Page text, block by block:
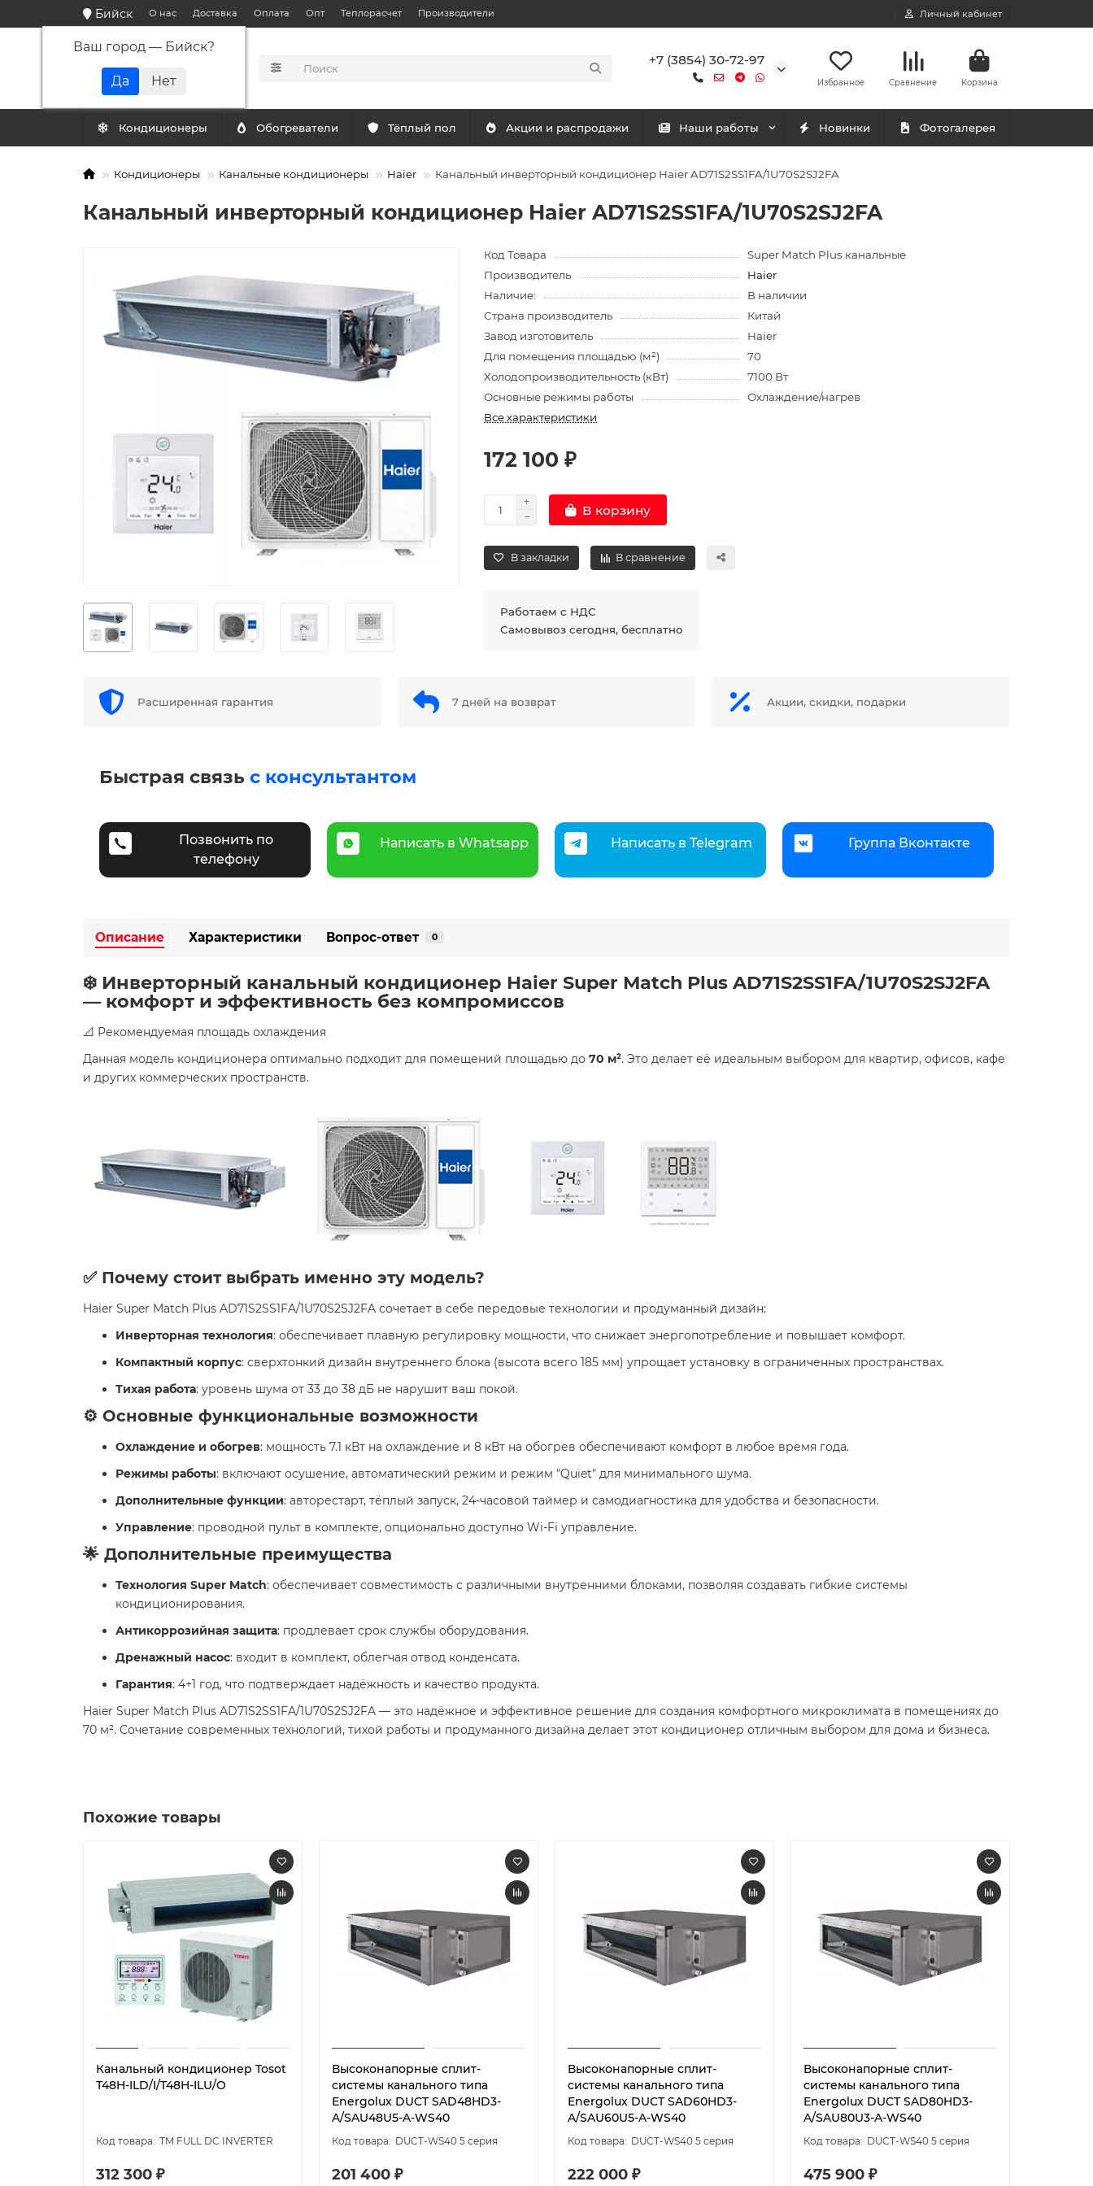
Бийск
Ваш город — Бийск?
О нас Доставка Оплата Опт Теплорасчет Производители Личный кабинет
+7 (3854) 30-72-97
Избранное Сравнение Корзина
Кондиционеры Обогреватели Тёплый пол Акции и распродажи Наши работы Новинки Фотогалерея
Кондиционеры Канальные кондиционеры Haier Канальный инверторный кондиционер Haier AD71S2SS1FA/1U70S2SJ2FA
Канальный инверторный кондиционер Haier AD71S2SS1FA/1U70S2SJ2FA
Код Товара
Super Match Plus канальные
Производитель
Haier
Наличие:
В наличии
Страна производитель
Китай
Завод изготовитель
Haier
Для помещения площадью (м²)
70
Холодопроизводительность (кВт)
7100 Вт
Основные режимы работы
Охлаждение/нагрев
Все характеристики
172 100 ₽
В корзину
В закладки В сравнение
Работаем с НДС
Самовывоз сегодня, бесплатно
Расширенная гарантия 7 дней на возврат Акции, скидки, подарки
Быстрая связь с консультантом
Позвонить по
телефону
Написать в Whatsapp Написать в Telegram Группа Вконтакте
Описание Характеристики Вопрос-ответ 0
❄️ Инверторный канальный кондиционер Haier Super Match Plus AD71S2SS1FA/1U70S2SJ2FA
— комфорт и эффективность без компромиссов
📐 Рекомендуемая площадь охлаждения
Данная модель кондиционера оптимально подходит для помещений площадью до 70 м². Это делает её идеальным выбором для квартир, офисов, кафе
и других коммерческих пространств.
✅ Почему стоит выбрать именно эту модель?
Haier Super Match Plus AD71S2SS1FA/1U70S2SJ2FA сочетает в себе передовые технологии и продуманный дизайн:
Инверторная технология: обеспечивает плавную регулировку мощности, что снижает энергопотребление и повышает комфорт.
Компактный корпус: сверхтонкий дизайн внутреннего блока (высота всего 185 мм) упрощает установку в ограниченных пространствах.
Тихая работа: уровень шума от 33 до 38 дБ не нарушит ваш покой.
⚙️ Основные функциональные возможности
Охлаждение и обогрев: мощность 7.1 кВт на охлаждение и 8 кВт на обогрев обеспечивают комфорт в любое время года.
Режимы работы: включают осушение, автоматический режим и режим "Quiet" для минимального шума.
Дополнительные функции: авторестарт, тёплый запуск, 24-часовой таймер и самодиагностика для удобства и безопасности.
Управление: проводной пульт в комплекте, опционально доступно Wi-Fi управление.
🌟 Дополнительные преимущества
Технология Super Match: обеспечивает совместимость с различными внутренними блоками, позволяя создавать гибкие системы
кондиционирования.
Антикоррозийная защита: продлевает срок службы оборудования.
Дренажный насос: входит в комплект, облегчая отвод конденсата.
Гарантия: 4+1 год, что подтверждает надёжность и качество продукта.
Haier Super Match Plus AD71S2SS1FA/1U70S2SJ2FA — это надёжное и эффективное решение для создания комфортного микроклимата в помещениях до
70 м². Сочетание современных технологий, тихой работы и продуманного дизайна делает этот кондиционер отличным выбором для дома и бизнеса.
Похожие товары
Канальный кондиционер Tosot
T48H-ILD/I/T48H-ILU/O
TM FULL DC INVERTER
312 300 ₽
Высоконапорные сплит-
системы канального типа
Energolux DUCT SAD48HD3-
A/SAU48U5-A-WS40
DUCT-WS40 5 серия
201 400 ₽
Высоконапорные сплит-
системы канального типа
Energolux DUCT SAD60HD3-
A/SAU60U5-A-WS40
DUCT-WS40 5 серия
222 000 ₽
Высоконапорные сплит-
системы канального типа
Energolux DUCT SAD80HD3-
A/SAU80U3-A-WS40
DUCT-WS40 5 серия
475 900 ₽